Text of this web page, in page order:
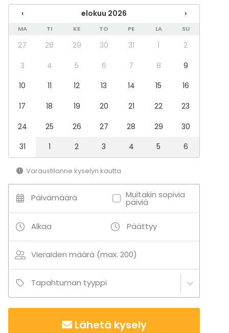
Piano
Pyyhkeet
Häät
Illallinen / lounas
Seminaari / konferenssi
Esitys / näytös
Virkistystilaisuus
Tilatyypit
Juhlasali
Kartano / Huvila
‹ elokuu 2026 ›
MA TI KE TO PE LA SU
27 28 29 30 31 1
2
3
4 5 6 7 8
9
10
11 12 13 14 15
16
17
18 19 20 21 22
23
24
25 26 27 28 29
30
31
1 2 3 4 5 6
Varaustilanne kyselyn kautta
Päivämäärä Muitakin sopivia
päiviä
Alkaa Päättyy
Vieraiden määrä (max. 200)
Tapahtuman tyyppi
Lähetä kysely